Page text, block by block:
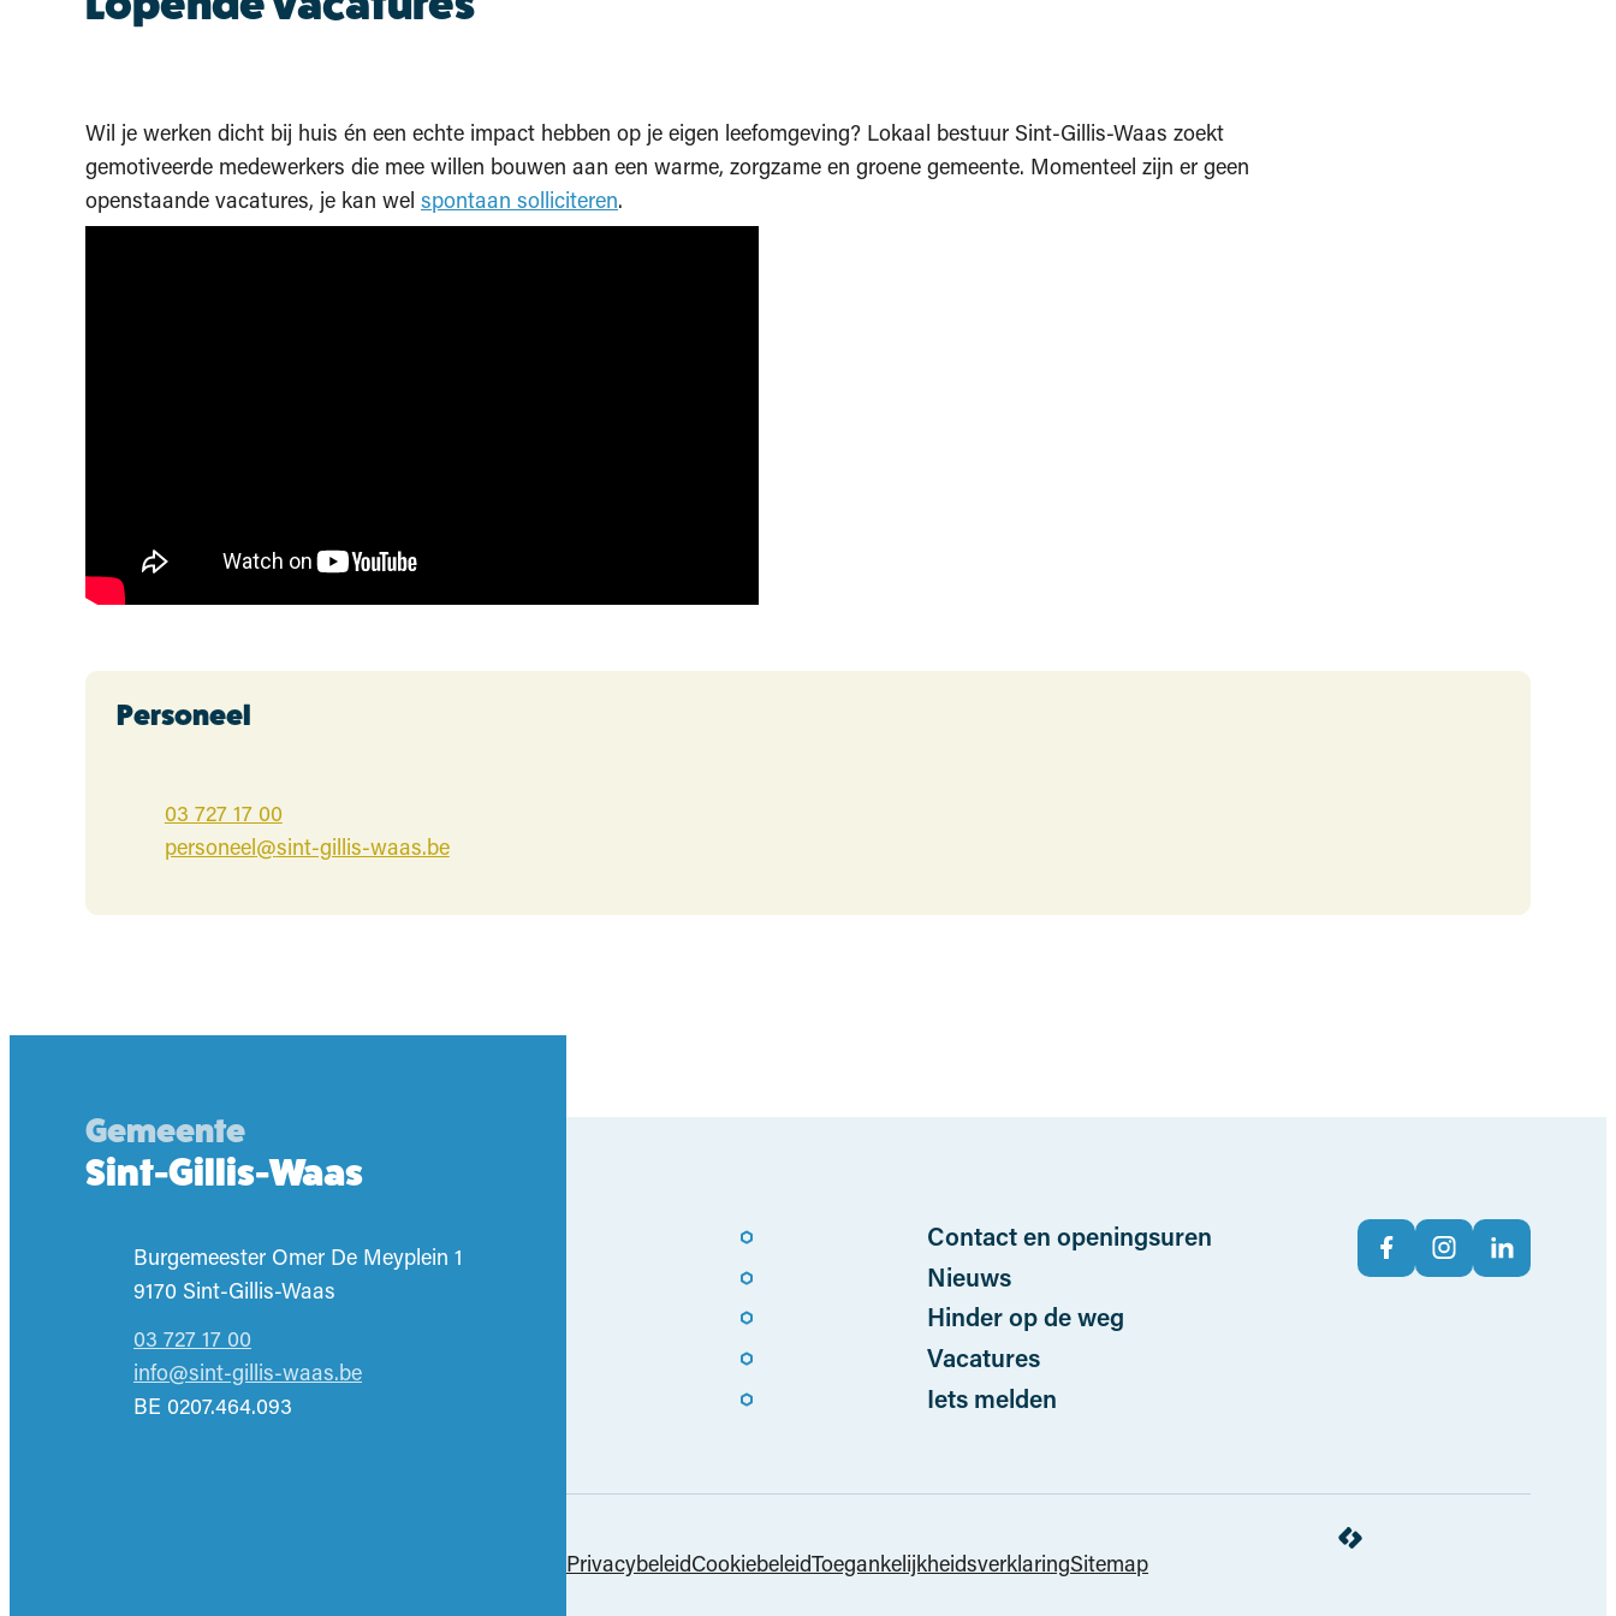
Wil je werken dicht bij huis én een echte impact hebben op je eigen leefomgeving? Lokaal bestuur Sint-Gillis-Waas zoekt
gemotiveerde medewerkers die mee willen bouwen aan een warme, zorgzame en groene gemeente. Momenteel zijn er geen
openstaande vacatures, je kan wel spontaan solliciteren.
Contact
Personeel
03 727 17 00
E-mailpersoneel@sint-gillis-waas.be
Gemeente
Sint-Gillis-Waas
AdresBurgemeester Omer De Meyplein 1
,9170 Sint-Gillis-Waas
03 727 17 00
E-mailinfo@sint-gillis-waas.be
BTW nr.BE 0207.464.093
Volg ons op
FacebookInstagramLinkedIn
Contact en openingsuren
Nieuws
Hinder op de weg
Vacatures
Iets melden
PrivacybeleidCookiebeleidToegankelijkheidsverklaringSitemap